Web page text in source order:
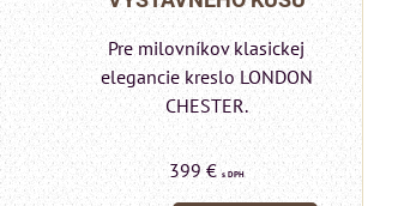
a
Pre milovníkov klasickej
elegancie kreslo LONDON
CHESTER.
399 €s DPH